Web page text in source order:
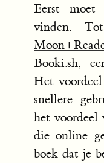
Eerst moet
vinden.
Booki.sh,
Het
snellere
het voordeel
die online
boek dat je